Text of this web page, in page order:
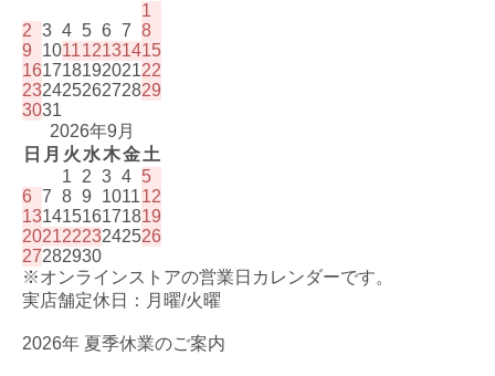
1
2 3 4 5 6 7 8
9
101112131415
16171819202122
23242526272829
3031
2026年9月
日 月 火 水木金土
1
2 3 4 5
6 7 8 9 101112
13141516171819
20212223242526
27282930
※オンラインストアの営業日カレンダーです。
実店舗定休日：月曜/火曜
2026年 夏季休業のご案内